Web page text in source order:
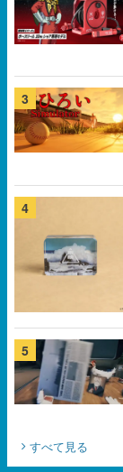
3
4
5
すべて見る